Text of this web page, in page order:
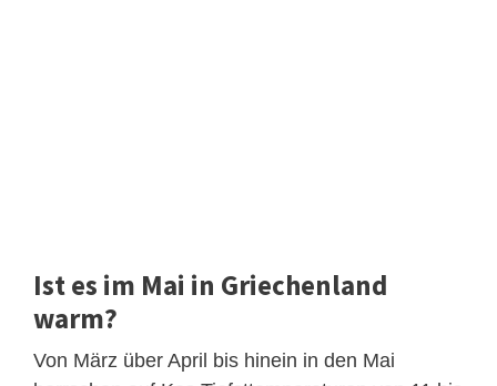
Ist es im Mai in Griechenland
warm?
Von März über April bis hinein in den Mai